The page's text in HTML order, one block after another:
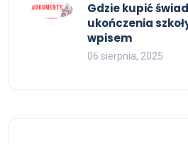
Gdzie kupić
ukończenia
wpisem
06 sierpnia, 2025